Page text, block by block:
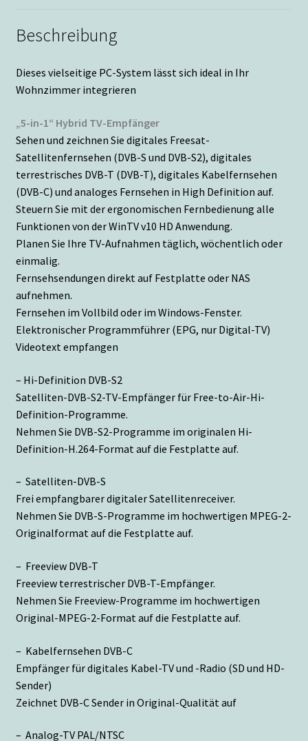
Beschreibung
Dieses vielseitige PC-System lässt sich ideal in Ihr
Wohnzimmer integrieren
„5-in-1“ Hybrid TV-Empfänger
Sehen und zeichnen Sie digitales Freesat-
Satellitenfernsehen (DVB-S und DVB-S2), digitales
terrestrisches DVB-T (DVB-T), digitales Kabelfernsehen
(DVB-C) und analoges Fernsehen in High Definition auf.
Steuern Sie mit der ergonomischen Fernbedienung alle
Funktionen von der WinTV v10 HD Anwendung.
Planen Sie Ihre TV-Aufnahmen täglich, wöchentlich oder
einmalig.
Fernsehsendungen direkt auf Festplatte oder NAS
aufnehmen.
Fernsehen im Vollbild oder im Windows-Fenster.
Elektronischer Programmführer (EPG, nur Digital-TV)
Videotext empfangen
– Hi-Definition DVB-S2
Satelliten-DVB-S2-TV-Empfänger für Free-to-Air-Hi-
Definition-Programme.
Nehmen Sie DVB-S2-Programme im originalen Hi-
Definition-H.264-Format auf die Festplatte auf.
– Satelliten-DVB-S
Frei empfangbarer digitaler Satellitenreceiver.
Nehmen Sie DVB-S-Programme im hochwertigen MPEG-2-
Originalformat auf die Festplatte auf.
– Freeview DVB-T
Freeview terrestrischer DVB-T-Empfänger.
Nehmen Sie Freeview-Programme im hochwertigen
Original-MPEG-2-Format auf die Festplatte auf.
– Kabelfernsehen DVB-C
Empfänger für digitales Kabel-TV und -Radio (SD und HD-
Sender)
Zeichnet DVB-C Sender in Original-Qualität auf
– Analog-TV PAL/NTSC